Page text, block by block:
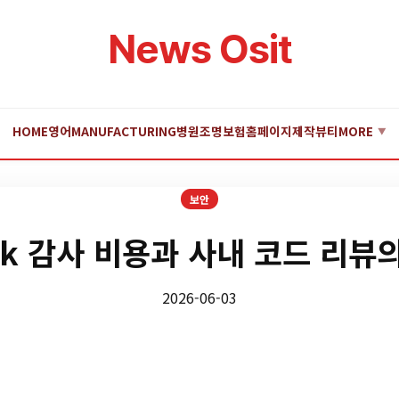
News Osit
HOME영어MANUFACTURING병원조명보험홈페이지제작뷰티MORE ▼
보안
사 비용과 사내 코드 리뷰
2026-06-03